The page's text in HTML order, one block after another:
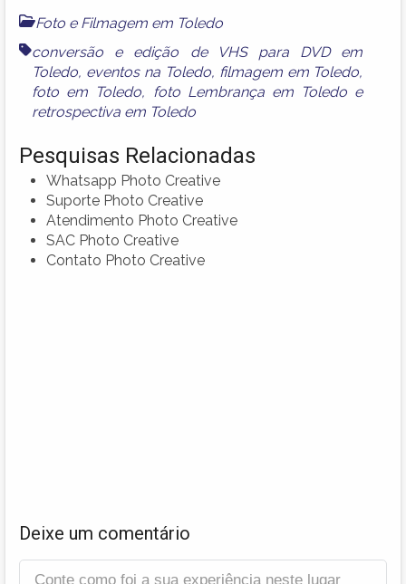
Foto e Filmagem em Toledo
conversão e edição de VHS para DVD em
Toledo, eventos na Toledo, filmagem em Toledo,
foto em Toledo, foto Lembrança em Toledo e
retrospectiva em Toledo
Pesquisas Relacionadas
Whatsapp Photo Creative
Suporte Photo Creative
Atendimento Photo Creative
SAC Photo Creative
Contato Photo Creative
Deixe um comentário